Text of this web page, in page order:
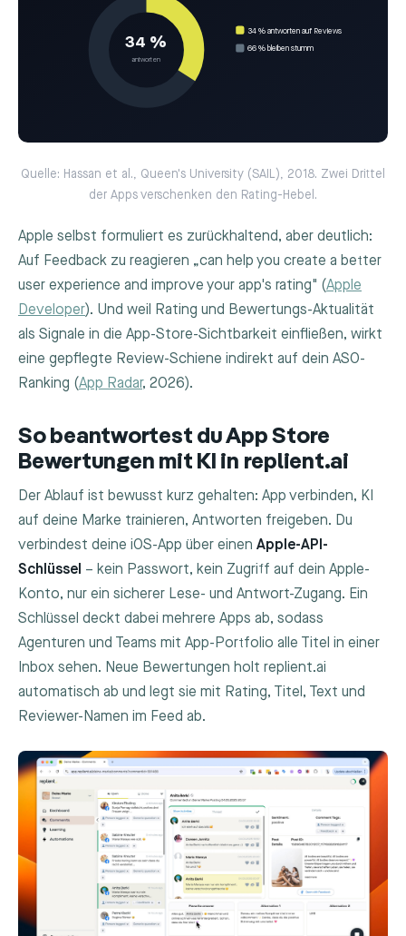
34 %
antworten
34 % antworten auf Reviews
66 % bleiben stumm
Quelle: Hassan et al., Queen's University (SAIL), 2018. Zwei Drittel
der Apps verschenken den Rating-Hebel.
Apple selbst formuliert es zurückhaltend, aber deutlich:
Auf Feedback zu reagieren „can help you create a better
user experience and improve your app's rating" (Apple
Developer). Und weil Rating und Bewertungs-Aktualität
als Signale in die App-Store-Sichtbarkeit einfließen, wirkt
eine gepflegte Review-Schiene indirekt auf dein ASO-
Ranking (App Radar, 2026).
So beantwortest du App Store
Bewertungen mit KI in replient.ai
Der Ablauf ist bewusst kurz gehalten: App verbinden, KI
auf deine Marke trainieren, Antworten freigeben. Du
verbindest deine iOS-App über einen Apple-API-
Schlüssel – kein Passwort, kein Zugriff auf dein Apple-
Konto, nur ein sicherer Lese- und Antwort-Zugang. Ein
Schlüssel deckt dabei mehrere Apps ab, sodass
Agenturen und Teams mit App-Portfolio alle Titel in einer
Inbox sehen. Neue Bewertungen holt replient.ai
automatisch ab und legt sie mit Rating, Titel, Text und
Reviewer-Namen im Feed ab.